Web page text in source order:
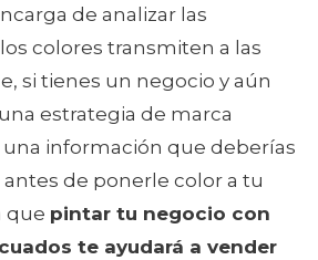
de analizar las
colores transmiten a las
si tienes un negocio y aún
estrategia de marca
una información que deberías
de ponerle color a tu
que pintar tu negocio con
te ayudará a vender